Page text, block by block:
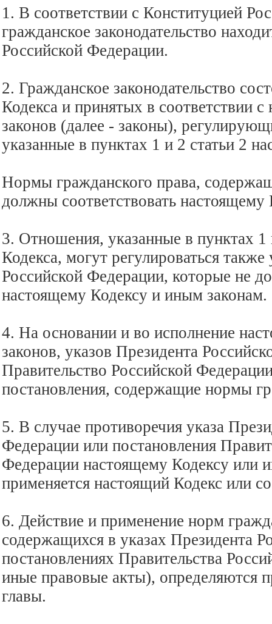
1. В соответствии с Конституцией
гражданское законодательство
Российской Федерации.
2. Гражданское законодательство
Кодекса и принятых в соответствии
законов (далее - законы),
указанные в пунктах 1 и 2 статьи 2
Нормы гражданского права,
должны соответствовать настоящему
3. Отношения, указанные в пунктах 1
Кодекса, могут регулироваться
Российской Федерации, которые не
настоящему Кодексу и иным законам.
4. На основании и во исполнение
законов, указов Президента
Правительство Российской
постановления, содержащие нормы
5. В случае противоречия указа
Федерации или постановления
Федерации настоящему Кодексу или
применяется настоящий Кодекс или
6. Действие и применение норм
содержащихся в указах Президента
постановлениях Правительства
иные правовые акты), определяются
главы.